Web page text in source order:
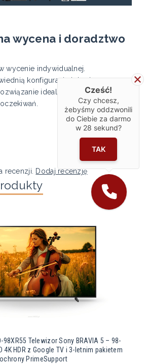
wycena i doradztwo
wycenie indywidualnej.
konfigurację telewizora,
idealnie dopasowane do
recenzji. Dodaj recenzję
98XR55 Telewizor Sony BRAVIA 5 – 98-
4K HDR z Google TV i 3-letnim pakietem
ochrony PrimeSupport
Cześć!
Czy chcesz,
żebyśmy oddzwonili
do Ciebie za darmo
w 28 sekund?
TAK